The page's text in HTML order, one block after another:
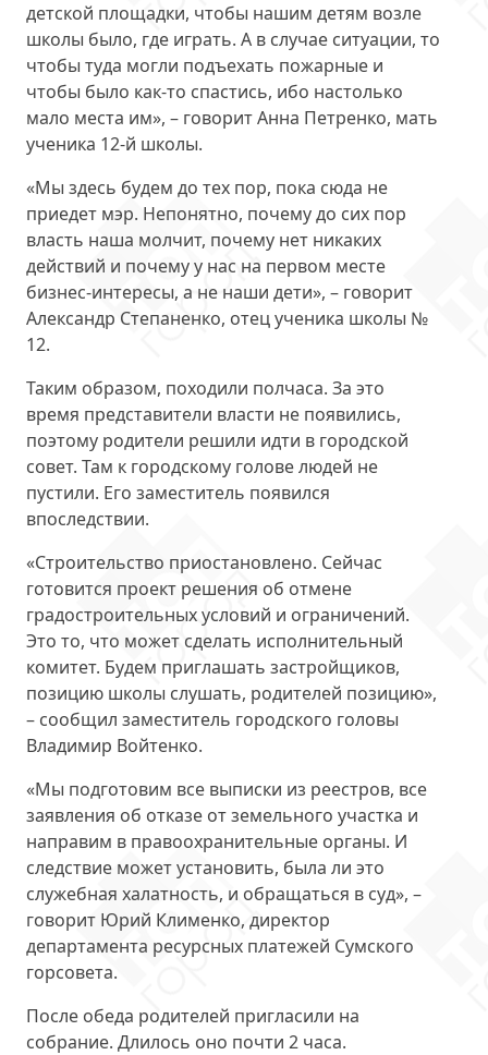
детской площадки, чтобы нашим детям возле
школы было, где играть. А в случае ситуации, то
чтобы туда могли подъехать пожарные и
чтобы было как-то спастись, ибо настолько
мало места им», – говорит Анна Петренко, мать
ученика 12-й школы.
«Мы здесь будем до тех пор, пока сюда не
приедет мэр. Непонятно, почему до сих пор
власть наша молчит, почему нет никаких
действий и почему у нас на первом месте
бизнес-интересы, а не наши дети», – говорит
Александр Степаненко, отец ученика школы №
12.
Таким образом, походили полчаса. За это
время представители власти не появились,
поэтому родители решили идти в городской
совет. Там к городскому голове людей не
пустили. Его заместитель появился
впоследствии.
«Строительство приостановлено. Сейчас
готовится проект решения об отмене
градостроительных условий и ограничений.
Это то, что может сделать исполнительный
комитет. Будем приглашать застройщиков,
позицию школы слушать, родителей позицию»,
– сообщил заместитель городского головы
Владимир Войтенко.
«Мы подготовим все выписки из реестров, все
заявления об отказе от земельного участка и
направим в правоохранительные органы. И
следствие может установить, была ли это
служебная халатность, и обращаться в суд», –
говорит Юрий Клименко, директор
департамента ресурсных платежей Сумского
горсовета.
После обеда родителей пригласили на
собрание. Длилось оно почти 2 часа.